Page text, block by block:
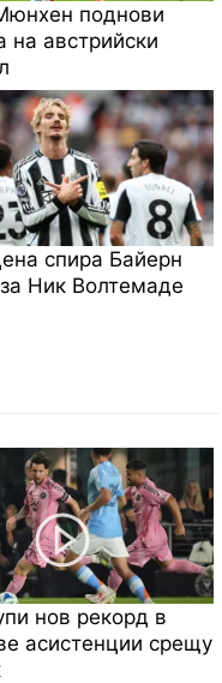
поднови
на австрийски
спира Байерн
Ник Волтемаде
нов рекорд в
асистенции срещу